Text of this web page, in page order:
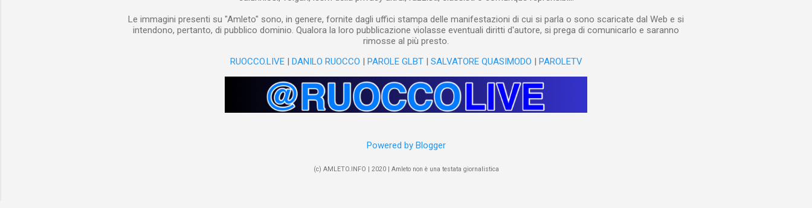
Le immagini presenti su "Amleto" sono, in genere, fornite dagli uffici stampa delle manifestazioni di cui si parla o sono scaricate dal Web e si
intendono, pertanto, di pubblico dominio. Qualora la loro pubblicazione violasse eventuali diritti d'autore, si prega di comunicarlo e saranno
rimosse al più presto.
RUOCCO.LIVE| DANILO RUOCCO | PAROLE GLBT| SALVATORE QUASIMODO | PAROLETV
Powered by Blogger
(c) AMLETO.INFO | 2020 | Amleto non è una testata giornalistica